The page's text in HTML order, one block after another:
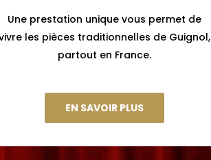
Une prestation unique vous permet de
les pièces traditionnelles de Guignol,
partout en France.
EN SAVOIR PLUS